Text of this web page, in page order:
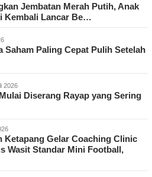
Jembatan Merah Putih, Anak
Kembali Lancar Be…
Saham Paling Cepat Pulih Setelah
2026
Diserang Rayap yang Sering
Ketapang Gelar Coaching Clinic
Wasit Standar Mini Football,